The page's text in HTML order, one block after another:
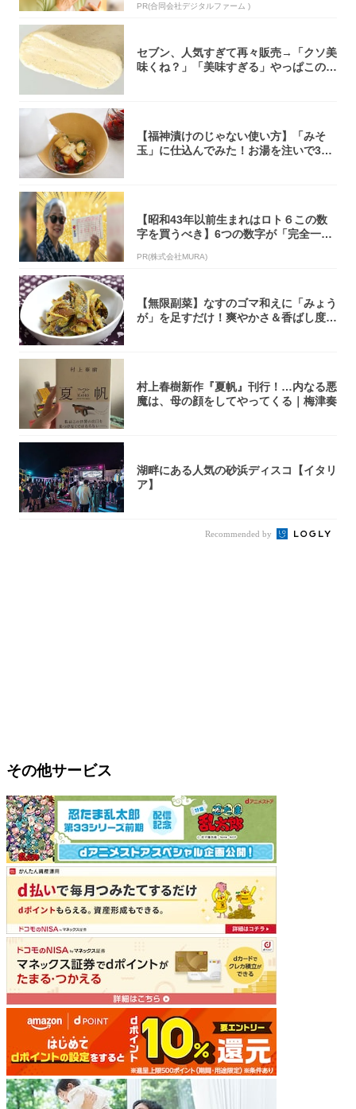
PR(合同会社デジタルファーム )
セブン、人気すぎて再々販売→「クソ美
味くね？」「美味すぎる」やっぱこのク
【福神漬けのじゃない使い方】「みそ
玉」に仕込んでみた！お湯を注いで30
【昭和43年以前生まれはロト６この数
字を買うべき】6つの数字が「完全一
PR(株式会社MURA)
【無限副菜】なすのゴマ和えに「みょう
が」を足すだけ！爽やかさ＆香ばし度1
村上春樹新作『夏帆』刊行！…内なる悪
魔は、母の顔をしてやってくる｜梅津奏
湖畔にある人気の砂浜ディスコ【イタリ
ア】
Recommended by
その他サービス